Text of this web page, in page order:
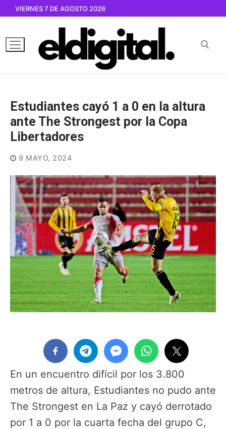
contenido
VIERNES 7 DE AGOSTO 2026
Estudiantes cayó 1 a 0 en la altura
ante The Strongest por la Copa
Libertadores
9 MAYO, 2024
En un encuentro difícil por los 3.800
metros de altura, Estudiantes no pudo ante
The Strongest en La Paz y cayó derrotado
por 1 a 0 por la cuarta fecha del grupo C,